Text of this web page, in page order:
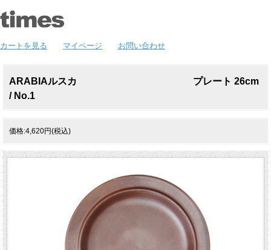
カートを見る マイページ お問い合わせ
ARABIAルスカ プレート 26cm
/ No.1
価格:4,620円(税込)